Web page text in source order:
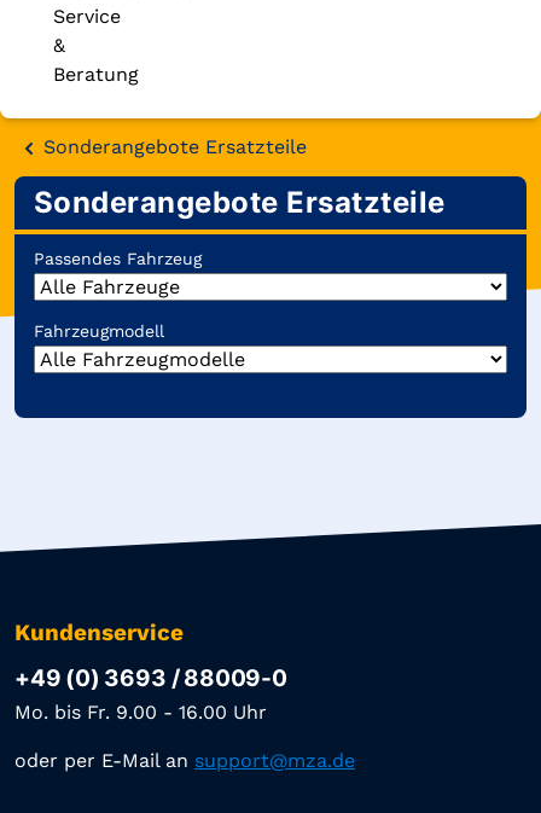
Service
&
Beratung
Sonderangebote Ersatzteile
Sonderangebote Ersatzteile
Passendes Fahrzeug
Fahrzeugmodell
Kundenservice
+49 (0) 3693 / 88009-0
Mo. bis Fr. 9.00 - 16.00 Uhr
oder per E-Mail an support@mza.de